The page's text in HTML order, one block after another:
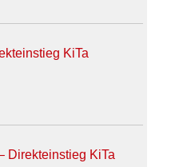
KiTa
Direkteinstieg KiTa